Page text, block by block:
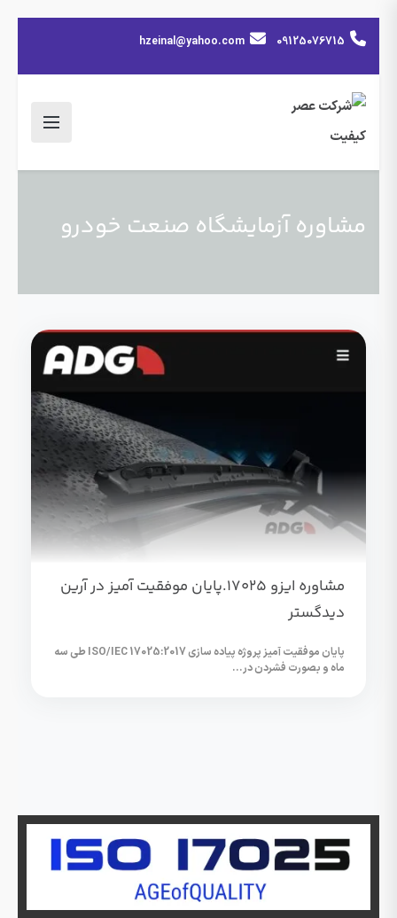
09125076715
hzeinal@yahoo.com
مشاوره آزمایشگاه صنعت خودرو
مشاوره ایزو ۱۷۰۲۵.پایان موفقیت آمیز در آرین
دیدگستر
پایان موفقیت آمیز پروژه پیاده سازی ISO/IEC 17025:2017 طی سه
ماه و بصورت فشردن در...